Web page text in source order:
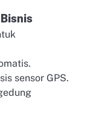
sensor GPS.